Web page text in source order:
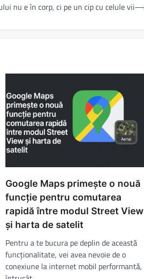
nu e în corp, ci pe un cip cu celule vii
Google Maps primește o nouă
funcție pentru comutarea
rapidă între modul Street View
și harta de satelit
Pentru a te bucura pe deplin de această
funcționalitate, vei avea nevoie de o
conexiune la internet mobil performantă,